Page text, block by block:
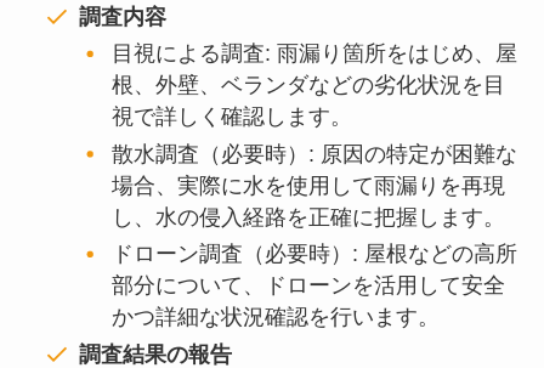
調査内容
目視による調査: 雨漏り箇所をはじめ、屋
根、外壁、ベランダなどの劣化状況を目
視で詳しく確認します。
散水調査（必要時）: 原因の特定が困難な
場合、実際に水を使用して雨漏りを再現
し、水の侵入経路を正確に把握します。
ドローン調査（必要時）: 屋根などの高所
部分について、ドローンを活用して安全
かつ詳細な状況確認を行います。
調査結果の報告